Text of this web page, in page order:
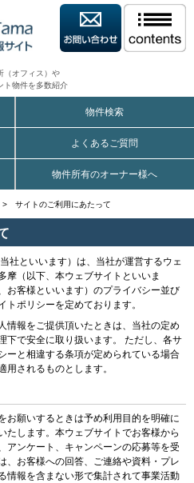
（オフィス）や
ト物件を多数紹介
物件検索
よくあるご質問
物件所有のオーナー様へ
サイトのご利用にあたって
社といいます）は、当社が運営するウェ
摩（以下、本ウェブサイトといいま
お客様といいます）のプライバシー並び
ポリシーを定めております。
情報をご提供頂いたときは、当社の定め
下で安全に取り扱います。 ただし、各サ
ーと相違する条項が定められている場合
用されるものとします。
お願いするときは予め利用目的を明確に
たします。本ウェブサイトでお客様から
アンケート、キャンペーンの応募等を受
、お客様への回答、ご連絡や資料・プレ
情報を含まない形で集計されて事業活動